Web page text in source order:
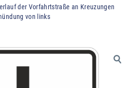
der Vorfahrtstraße an Kreuzungen
von links